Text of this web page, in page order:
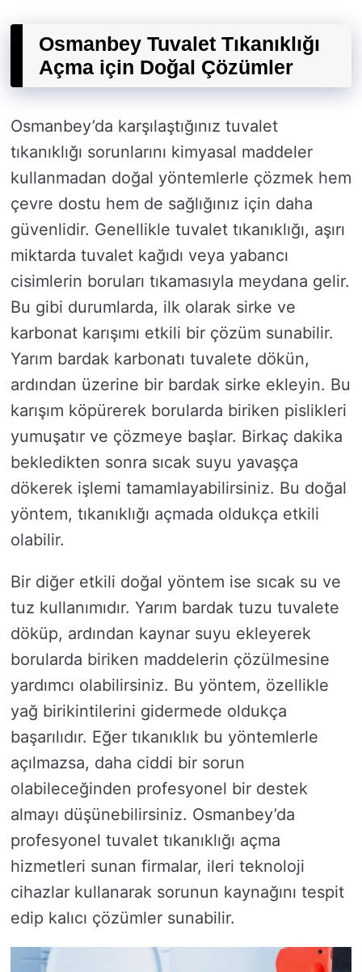
Osmanbey Tuvalet Tıkanıklığı
Açma için Doğal Çözümler
Osmanbey’da karşılaştığınız tuvalet
tıkanıklığı sorunlarını kimyasal maddeler
kullanmadan doğal yöntemlerle çözmek hem
çevre dostu hem de sağlığınız için daha
güvenlidir. Genellikle tuvalet tıkanıklığı, aşırı
miktarda tuvalet kağıdı veya yabancı
cisimlerin boruları tıkamasıyla meydana gelir.
Bu gibi durumlarda, ilk olarak sirke ve
karbonat karışımı etkili bir çözüm sunabilir.
Yarım bardak karbonatı tuvalete dökün,
ardından üzerine bir bardak sirke ekleyin. Bu
karışım köpürerek borularda biriken pislikleri
yumuşatır ve çözmeye başlar. Birkaç dakika
bekledikten sonra sıcak suyu yavaşça
dökerek işlemi tamamlayabilirsiniz. Bu doğal
yöntem, tıkanıklığı açmada oldukça etkili
olabilir.
Bir diğer etkili doğal yöntem ise sıcak su ve
tuz kullanımıdır. Yarım bardak tuzu tuvalete
döküp, ardından kaynar suyu ekleyerek
borularda biriken maddelerin çözülmesine
yardımcı olabilirsiniz. Bu yöntem, özellikle
yağ birikintilerini gidermede oldukça
başarılıdır. Eğer tıkanıklık bu yöntemlerle
açılmazsa, daha ciddi bir sorun
olabileceğinden profesyonel bir destek
almayı düşünebilirsiniz. Osmanbey’da
profesyonel tuvalet tıkanıklığı açma
hizmetleri sunan firmalar, ileri teknoloji
cihazlar kullanarak sorunun kaynağını tespit
edip kalıcı çözümler sunabilir.